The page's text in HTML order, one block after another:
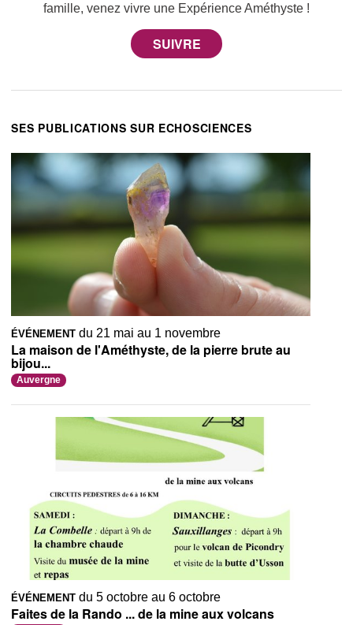
famille, venez vivre une Expérience Améthyste !
SES PUBLICATIONS SUR ECHOSCIENCES
ÉVÉNEMENT du 21 mai au 1 novembre
La maison de l'Améthyste, de la pierre brute au
bijou...
Auvergne
ÉVÉNEMENT du 5 octobre au 6 octobre
Faites de la Rando ... de la mine aux volcans